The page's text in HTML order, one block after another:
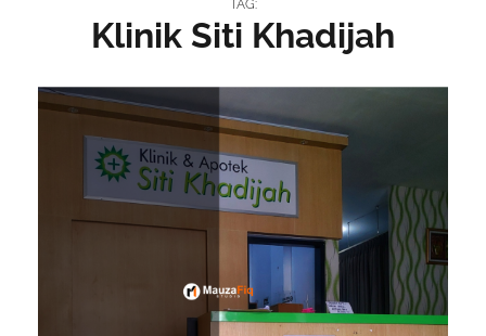
TAG:
Klinik Siti Khadijah